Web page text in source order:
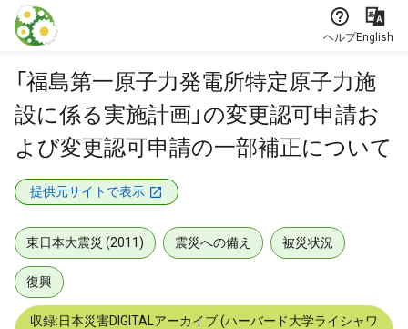
本文に飛ぶ
ヘルプEnglish
「福島第一原子力発電所特定原子力施
設に係る実施計画」の変更認可申請お
よび変更認可申請の一部補正について
提供元サイトで表示
東日本大震災 (2011) 震災への備え 被災状況
復興
収録:日本災害DIGITALアーカイブ (ハーバード大学ライシャワ